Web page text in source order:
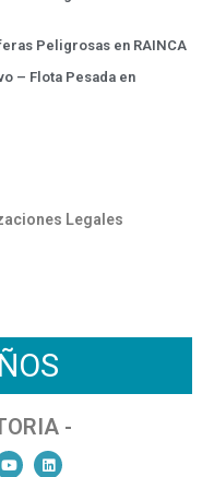
Peligrosas en RAINCA
– Flota Pesada en
Legales
-